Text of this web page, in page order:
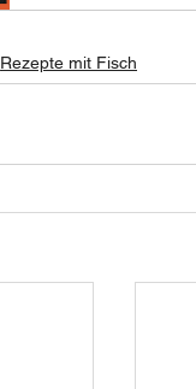
Rezepte mit Fisch